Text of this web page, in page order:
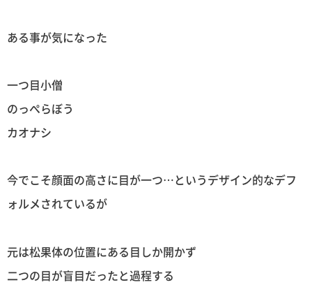
ある事が気になった
一つ目小僧
のっぺらぼう
カオナシ
今でこそ顔面の高さに目が一つ…というデザイン的なデフ
ォルメされているが
元は松果体の位置にある目しか開かず
二つの目が盲目だったと過程する